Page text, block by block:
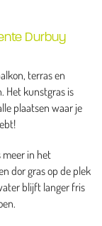
Durbuy
terras en
Het kunstgras is
plaatsen waar je
meer in het
dor gras op de plek
blijft langer fris